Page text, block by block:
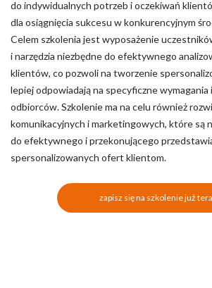
do indywidualnych potrzeb i oczekiwań
dla osiągnięcia sukcesu w konkurencyjnym
Celem szkolenia jest wyposażenie
i narzędzia niezbędne do efektywnego
klientów, co pozwoli na tworzenie
lepiej odpowiadają na specyficzne
odbiorców. Szkolenie ma na celu również
komunikacyjnych i marketingowych, które są
do efektywnego i przekonującego
spersonalizowanych ofert klientom.
zapisz się na szkolenie już